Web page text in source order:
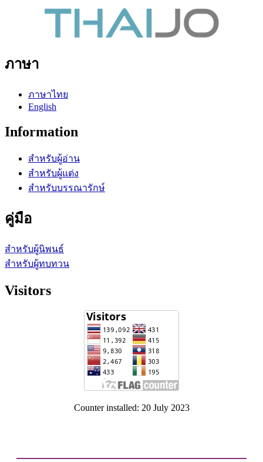
ภาษา
ภาษาไทย
English
Information
สำหรับผู้อ่าน
สำหรับผู้แต่ง
สำหรับบรรณารักษ์
คู่มือ
สำหรับผู้นิพนธ์
สำหรับผู้ทบทวน
Visitors
Counter installed: 20 July 2023